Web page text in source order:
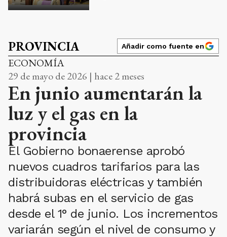
PROVINCIA Añadir como fuente en
ECONOMÍA
29 de mayo de 2026 | hace 2 meses
En junio aumentarán la
luz y el gas en la
provincia
El Gobierno bonaerense aprobó
nuevos cuadros tarifarios para las
distribuidoras eléctricas y también
habrá subas en el servicio de gas
desde el 1° de junio. Los incrementos
variarán según el nivel de consumo y